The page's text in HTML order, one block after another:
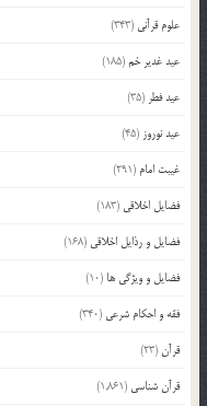
علوم قرآنی (343)
عید غدیر خم(185)
عید فطر (35)
عید نوروز (45)
غیبت امام (291)
فضایل اخلاقی (183)
فضایل و رذایل اخلاقی (168)
فضایل و ویژگی ها (10)
فقه و احکام شرعی (340)
قرآن(23)
قرآن شناسی (1,861)